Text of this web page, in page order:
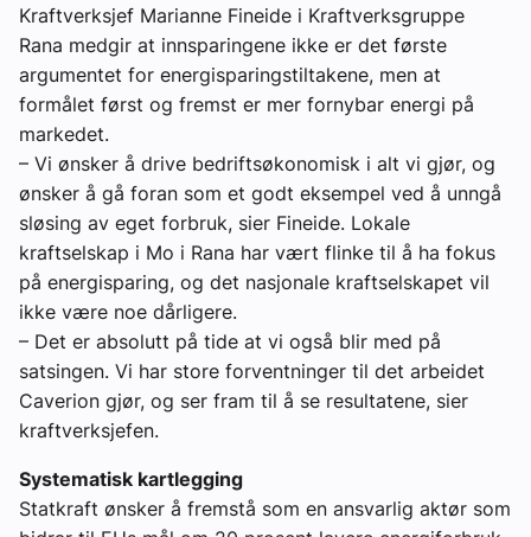
Kraftverksjef Marianne Fineide i Kraftverksgruppe
Rana medgir at innsparingene ikke er det første
argumentet for energisparingstiltakene, men at
formålet først og fremst er mer fornybar energi på
markedet.
– Vi ønsker å drive bedriftsøkonomisk i alt vi gjør, og
ønsker å gå foran som et godt eksempel ved å unngå
sløsing av eget forbruk, sier Fineide. Lokale
kraftselskap i Mo i Rana har vært flinke til å ha fokus
på energisparing, og det nasjonale kraftselskapet vil
ikke være noe dårligere.
– Det er absolutt på tide at vi også blir med på
satsingen. Vi har store forventninger til det arbeidet
Caverion gjør, og ser fram til å se resultatene, sier
kraftverksjefen.
Systematisk kartlegging
Statkraft ønsker å fremstå som en ansvarlig aktør som